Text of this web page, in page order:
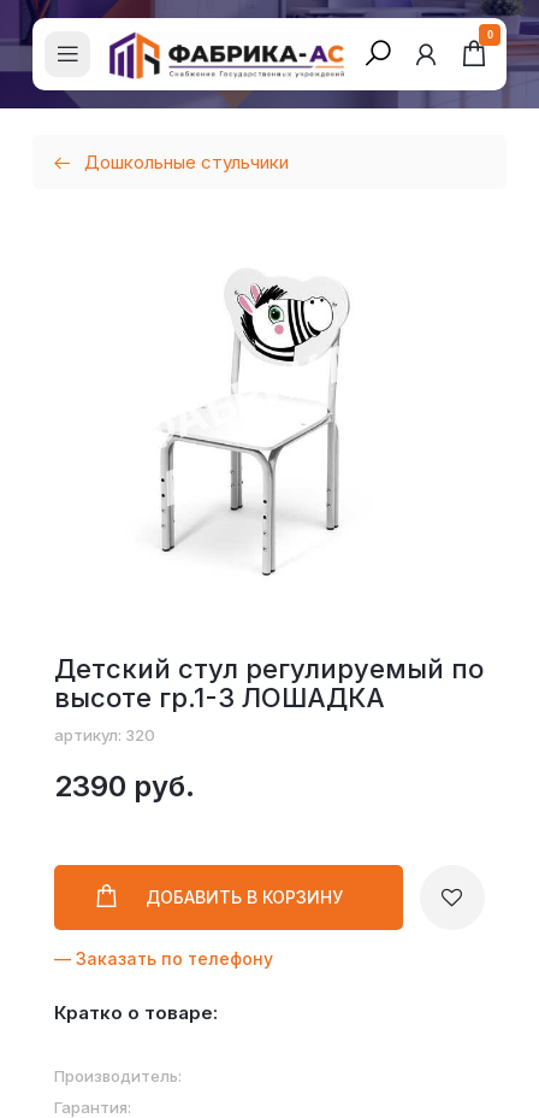
0
Дошкольные стульчики
Детский стул регулируемый по
высоте гр.1-3 ЛОШАДКА
артикул: 320
2390 руб.
ДОБАВИТЬ В КОРЗИНУ
— Заказать по телефону
Кратко о товаре:
Производитель:
Гарантия: